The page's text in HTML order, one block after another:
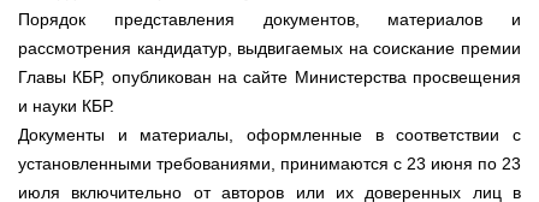
Порядок представления документов, материалов и
рассмотрения кандидатур, выдвигаемых на соискание премии
Главы КБР, опубликован на сайте Министерства просвещения
и науки КБР.
Документы и материалы, оформленные в соответствии с
установленными требованиями, принимаются с 23 июня по 23
июля включительно от авторов или их доверенных лиц в